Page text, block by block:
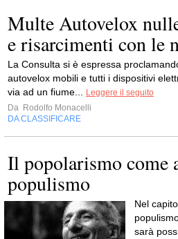
Multe Autovelox
e risarcimenti con le
La Consulta si è espressa
autovelox mobili e tutti i dispositivi
via ad un fiume...
Leggere il seguito
Da Rodolfo Monacelli
DA CLASSIFICARE
Il popolarismo come
populismo
Nel
sarà